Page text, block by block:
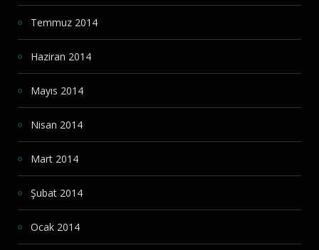
Temmuz 2014
Haziran 2014
Mayıs 2014
Nisan 2014
Mart 2014
Şubat 2014
Ocak 2014